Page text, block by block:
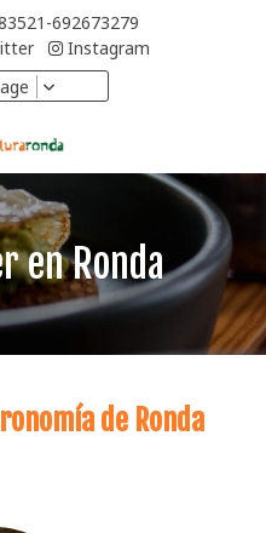
692673279
Instagram
en Ronda
de Ronda